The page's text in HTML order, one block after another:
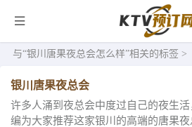
与“银川唐果夜总会怎么样”相关的标签 >
银川唐果夜总会
许多人涌到夜总会中度过自己的夜生活
编为大家推荐这家银川的高端的唐果夜